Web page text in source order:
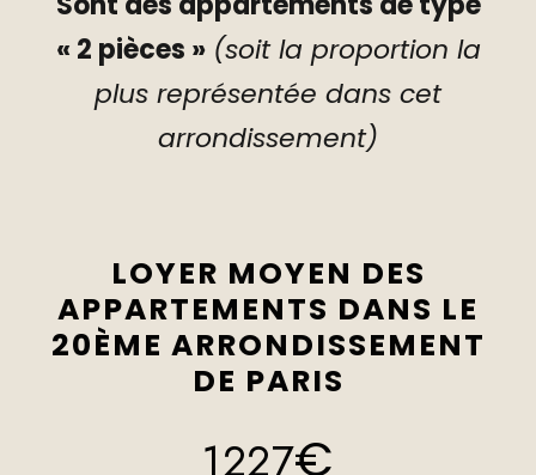
« 2 pièces » (soit la proportion la
plus représentée dans cet
arrondissement)
LOYER MOYEN DES
APPARTEMENTS DANS LE
20ÈME ARRONDISSEMENT
DE PARIS
1227€